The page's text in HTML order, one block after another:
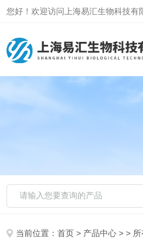
您好！欢迎访问上海易汇生物科技有
当前位置：首页 > 产品中心 > >